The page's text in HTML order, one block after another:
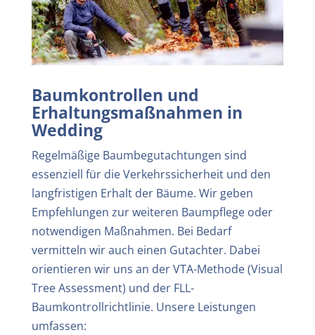
Baumkontrollen und
Erhaltungsmaßnahmen in
Wedding
Regelmäßige Baumbegutachtungen sind
essenziell für die Verkehrssicherheit und den
langfristigen Erhalt der Bäume. Wir geben
Empfehlungen zur weiteren Baumpflege oder
notwendigen Maßnahmen. Bei Bedarf
vermitteln wir auch einen Gutachter. Dabei
orientieren wir uns an der VTA-Methode (Visual
Tree Assessment) und der FLL-
Baumkontrollrichtlinie. Unsere Leistungen
umfassen: